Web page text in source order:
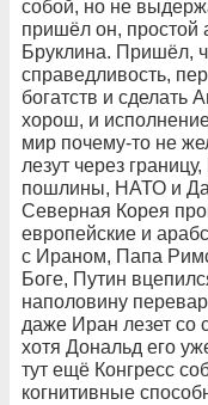
собой, но не
пришёл он, простой
Бруклина. Пришёл,
справедливость,
богатств и сделать
хорош, и
мир почему-то не
лезут через
пошлины, НАТО и
Северная Корея
европейские и
с Ираном, Папа
Боге, Путин
наполовину
даже Иран лезет со
хотя Дональд его
тут ещё Конгресс
когнитивные